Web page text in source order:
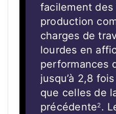
facilement
production
charges de
lourdes en
performances
jusqu’à 2,8
que celles de
précédente2.